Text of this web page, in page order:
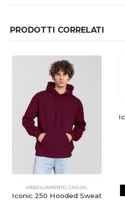
PRODOTTI CORRELATI
ABBIGLIAMENTO CASUAL
Iconic 250 Hooded Sweat